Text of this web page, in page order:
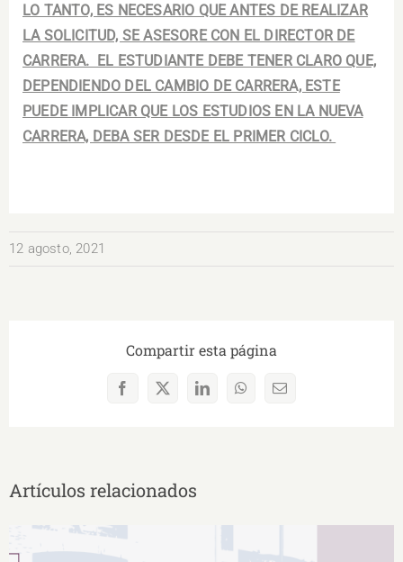
LO TANTO, ES NECESARIO QUE ANTES DE REALIZAR
LA SOLICITUD, SE ASESORE CON EL DIRECTOR DE
CARRERA. EL ESTUDIANTE DEBE TENER CLARO QUE,
DEPENDIENDO DEL CAMBIO DE CARRERA, ESTE
PUEDE IMPLICAR QUE LOS ESTUDIOS EN LA NUEVA
CARRERA, DEBA SER DESDE EL PRIMER CICLO.
12 agosto, 2021
Compartir esta página
Facebook
X LinkedInWhatsAppCorreo
Artículos relacionados